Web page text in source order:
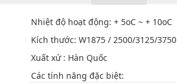
Nhiệt độ hoạt động: + 5oC ~ + 10oC
Kích thước: W1875 / 2500/3125/3750
Xuất xứ : Hàn Quốc
Các tính năng đặc biệt: